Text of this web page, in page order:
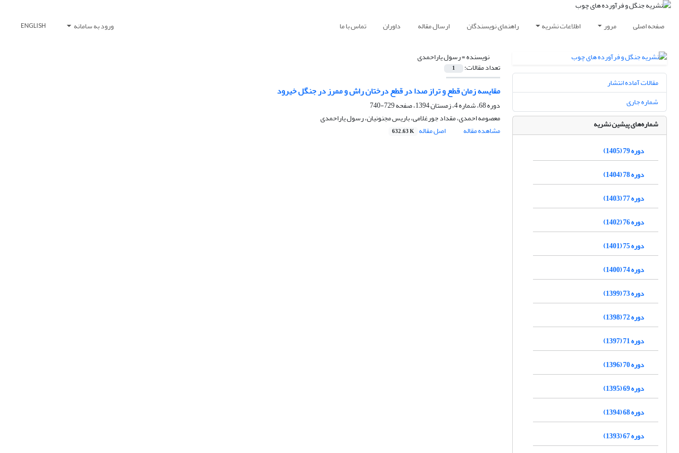
صفحه اصلی مرور اطلاعات نشریه راهنمای نویسندگان ارسال مقاله داوران تماس با ما ورود به سامانه ENGLISH
نویسنده =رسول یاراحمدی
تعداد مقالات: 1
مقایسه زمان قطع و تراز صدا در قطع درختان راش و ممرز در جنگل خیرود
دوره 68، شماره 4، زمستان 1394، صفحه
729-740
معصومه احمدی، مقداد جورغلامی، باریس مجنونیان، رسول یاراحمدی
مشاهده مقاله
اصل مقاله 632.63 K
مقالات آماده انتشار
شماره جاری
شماره‌های پیشین نشریه
دوره 79 (1405)
دوره 78 (1404)
دوره 77 (1403)
دوره 76 (1402)
دوره 75 (1401)
دوره 74 (1400)
دوره 73 (1399)
دوره 72 (1398)
دوره 71 (1397)
دوره 70 (1396)
دوره 69 (1395)
دوره 68 (1394)
دوره 67 (1393)